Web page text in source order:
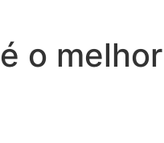
o melhor